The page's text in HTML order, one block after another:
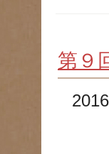
第９